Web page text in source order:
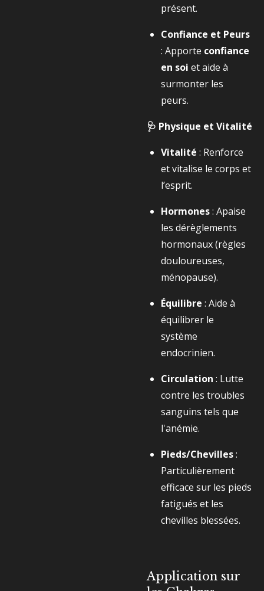
présent.
Confiance et Peurs
: Apporte confiance
en soi et aide à
surmonter les
peurs.
🩺 Physique et Vitalité
Vitalité : Renforce
et vitalise le corps et
l’esprit.
Hormones: Apaise
les dérèglements
hormonaux (règles
douloureuses,
ménopause).
Équilibre : Aide à
équilibrer le
système
endocrinien.
Circulation : Lutte
contre les troubles
sanguins tels que
l'anémie.
Pieds/Chevilles:
Particulièrement
efficace sur les pieds
fatigués et les
chevilles blessées.
Application sur